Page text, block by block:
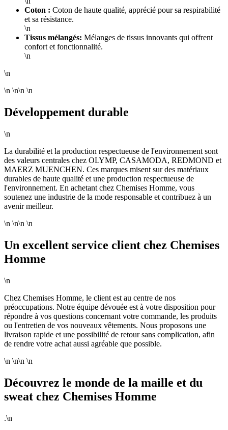
Coton : Coton de haute qualité, apprécié pour sa respirabilité
et sa résistance.
\n
Tissus mélangés: Mélanges de tissus innovants qui offrent
confort et fonctionnalité.
\n
\n
\n \n\n \n
Développement durable
\n
La durabilité et la production respectueuse de l'environnement sont
des valeurs centrales chez OLYMP, CASAMODA, REDMOND et
MAERZ MUENCHEN. Ces marques misent sur des matériaux
durables de haute qualité et une production respectueuse de
l'environnement. En achetant chez Chemises Homme, vous
soutenez une industrie de la mode responsable et contribuez à un
avenir meilleur.
\n \n\n \n
Un excellent service client chez Chemises
Homme
\n
Chez Chemises Homme, le client est au centre de nos
préoccupations. Notre équipe dévouée est à votre disposition pour
répondre à vos questions concernant votre commande, les produits
ou l'entretien de vos nouveaux vêtements. Nous proposons une
livraison rapide et une possibilité de retour sans complication, afin
de rendre votre achat aussi agréable que possible.
\n \n\n \n
Découvrez le monde de la maille et du
sweat chez Chemises Homme
.\n